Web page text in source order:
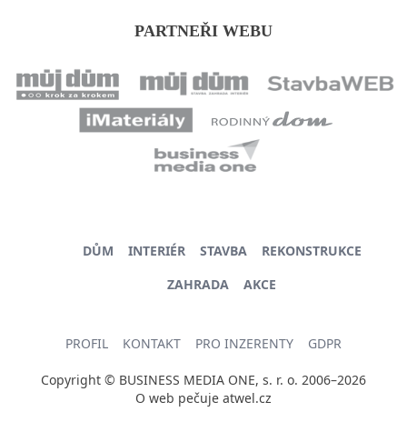
PARTNEŘI WEBU
DŮM INTERIÉR STAVBA
REKONSTRUKCE
ZAHRADA
AKCE
PROFIL KONTAKT PRO INZERENTY GDPR
Copyright © BUSINESS MEDIA ONE, s. r. o. 2006–2026